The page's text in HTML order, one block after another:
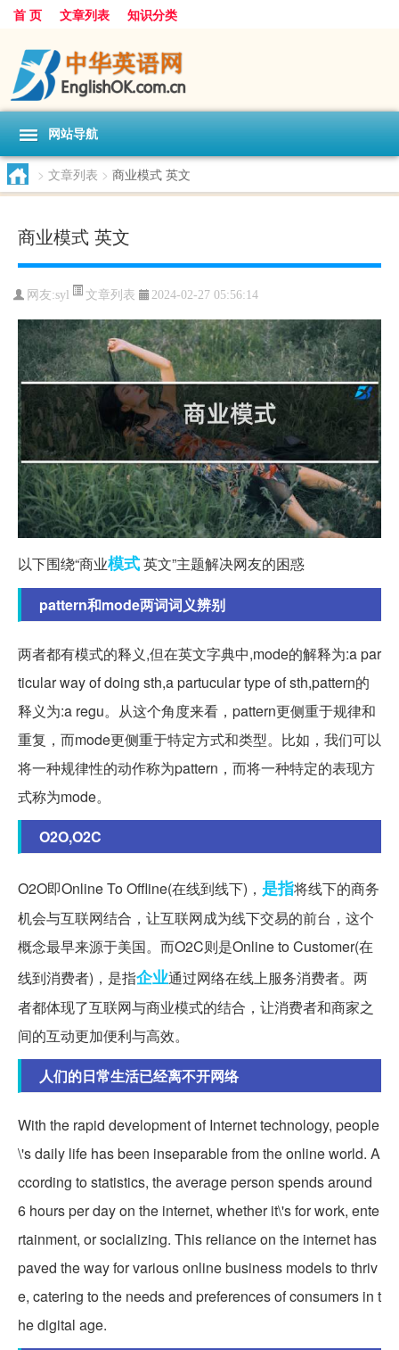
首 页 文章列表 知识分类
网站导航
> 文章列表 > 商业模式 英文
商业模式 英文
网友:syl 文章列表 2024-02-27 05:56:14
以下围绕“商业模式英文”主题解决网友的困惑
pattern和mode两词词义辨别
两者都有模式的释义,但在英文字典中,mode的解释为:a par
ticular way of doing sth,a partucular type of sth,pattern的
释义为:a regu。从这个角度来看，pattern更侧重于规律和
重复，而mode更侧重于特定方式和类型。比如，我们可以
将一种规律性的动作称为pattern，而将一种特定的表现方
式称为mode。
O2O,O2C
O2O即Online To Offline(在线到线下)， 是指将线下的商务
机会与互联网结合，让互联网成为线下交易的前台，这个
概念最早来源于美国。而O2C则是Online to Customer(在
线到消费者)，是指企业通过网络在线上服务消费者。两
者都体现了互联网与商业模式的结合，让消费者和商家之
间的互动更加便利与高效。
人们的日常生活已经离不开网络
With the rapid development of Internet technology, people
\'s daily life has been inseparable from the online world. A
ccording to statistics, the average person spends around
6 hours per day on the internet, whether it\'s for work, ente
rtainment, or socializing. This reliance on the internet has
paved the way for various online business models to thriv
e, catering to the needs and preferences of consumers in t
he digital age.